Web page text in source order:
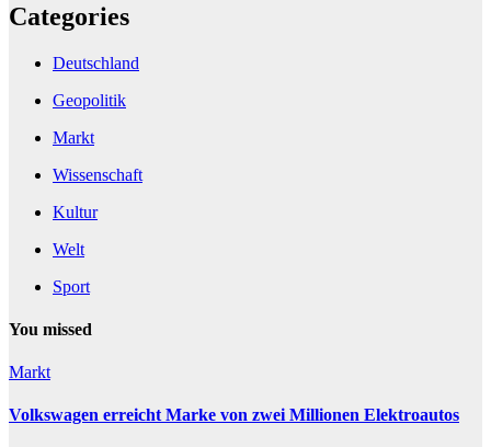
Categories
Deutschland
Geopolitik
Markt
Wissenschaft
Kultur
Welt
Sport
You missed
Markt
Volkswagen erreicht Marke von zwei Millionen Elektroautos